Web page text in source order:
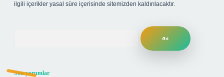
ilgili içerikler yasal süre içerisinde sitemizden kaldırılacaktır.
Son yorumlar